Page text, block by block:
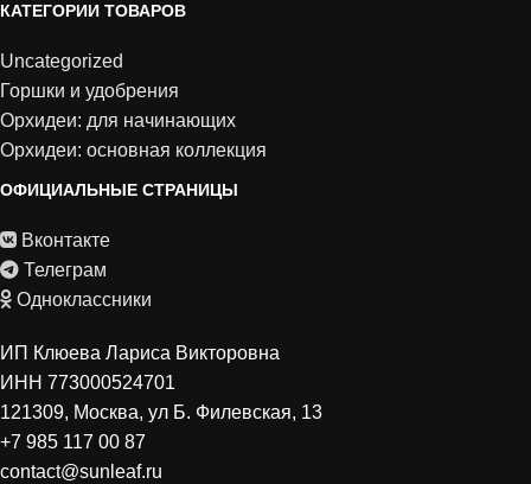
КАТЕГОРИИ ТОВАРОВ
Uncategorized
Горшки и удобрения
Орхидеи: для начинающих
Орхидеи: основная коллекция
ОФИЦИАЛЬНЫЕ СТРАНИЦЫ
Вконтакте
Телеграм
Одноклассники
ИП Клюева Лариса Викторовна
ИНН 773000524701
121309, Москва, ул Б. Филевская, 13
+7 985 117 00 87
contact@sunleaf.ru